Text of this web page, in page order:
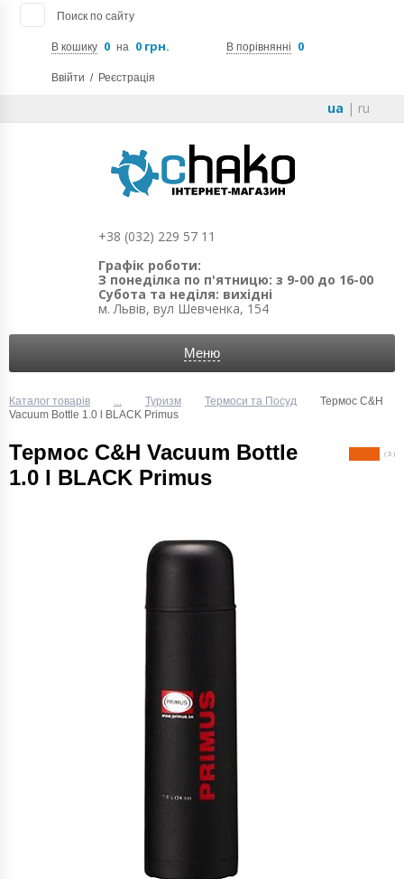
Поиск по сайту
В кошику 0 на 0 грн. В порівнянні 0
Ввійти / Реєстрація
ua | ru
+38 (032) 229 57 11
Графік роботи:
З понеділка по п'ятницю: з 9-00 до 16-00
Субота та неділя: вихідні
м. Львів, вул Шевченка, 154
Меню
Каталог товарів ... Туризм Термоси та Посуд
Термос C&H
Vacuum Bottle 1.0 l BLACK Primus
Термос C&H Vacuum Bottle
1.0 l BLACK Primus
( 3 )